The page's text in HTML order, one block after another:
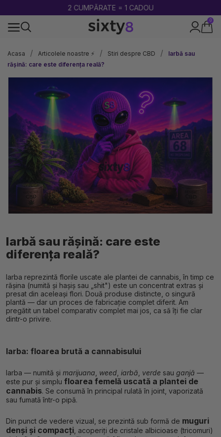
2 CUMPĂRATE = 1 CADOU
0
Acasa
Articolele noastre ⚡ Stiri despre CBD
Iarbă sau
rășină: care este diferența reală?
Iarbă sau rășină: care este
diferența reală?
Iarba reprezintă florile uscate ale plantei de cannabis, în timp ce
rășina (numită și hașiș sau „shit") este un concentrat extras și
presat din aceleași flori. Două produse distincte, o singură
plantă — dar un proces de fabricație complet diferit. Am
pregătit un tabel comparativ complet mai jos, ca să îți fie clar
dintr-o privire.
Iarba: floarea brută a cannabisului
Iarba — numită și marijuana weed iarbă verde sau ganjă —
este pur și simplu floarea femelă uscată a plantei de
cannabis. Se consumă în principal rulată în joint, vaporizată
sau fumată într-o pipă.
Din punct de vedere vizual, se prezintă sub formă de muguri
denși și compacți , acoperiți de cristale albicioase (tricomuri)